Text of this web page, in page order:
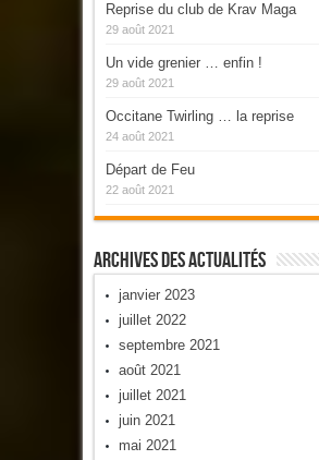
Reprise du club de Krav Maga
29 août 2021
Un vide grenier … enfin !
29 août 2021
Occitane Twirling … la reprise
24 août 2021
Départ de Feu
22 août 2021
Archives Des Actualités
janvier 2023
juillet 2022
septembre 2021
août 2021
juillet 2021
juin 2021
mai 2021